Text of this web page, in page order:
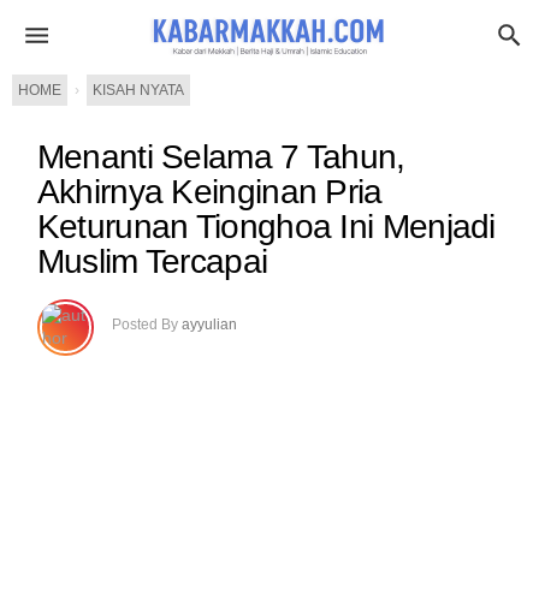
HOME › KISAH NYATA
Menanti Selama 7 Tahun,
Akhirnya Keinginan Pria
Keturunan Tionghoa Ini Menjadi
Muslim Tercapai
Posted By ayyulian